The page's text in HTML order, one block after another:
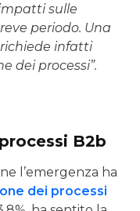
sulle
periodo. Una
infatti
dei processi”.
B2b
l’emergenza ha
dei processi